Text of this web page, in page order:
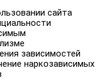
сайта
зависимостей
наркозависимых